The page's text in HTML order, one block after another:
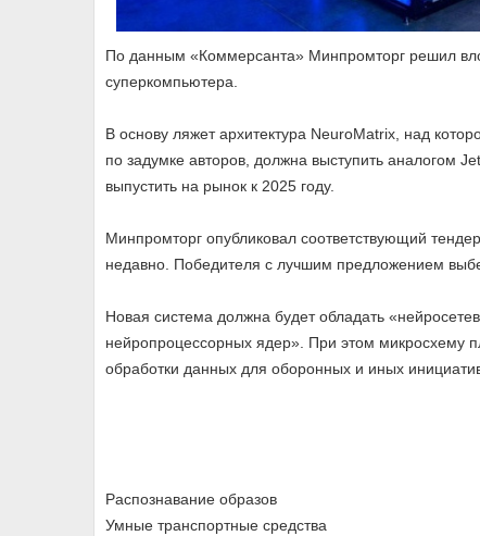
По данным «Коммерсанта» Минпромторг решил
суперкомпьютера.
В основу ляжет архитектура NeuroMatrix, над
по задумке авторов, должна выступить аналогом
выпустить на рынок к 2025 году.
Минпромторг опубликовал соответствующий
недавно. Победителя с лучшим предложением
Новая система должна будет обладать
нейропроцессорных ядер». При этом микросхему
обработки данных для оборонных и иных
Распознавание образов
Умные транспортные средства